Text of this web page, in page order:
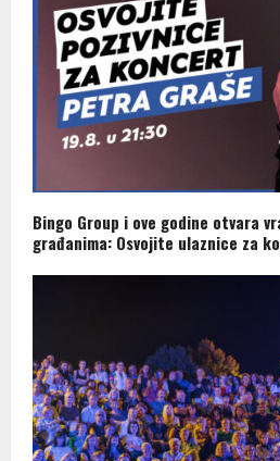
Bingo Group i ove godine otvara
građanima: Osvojite ulaznice za